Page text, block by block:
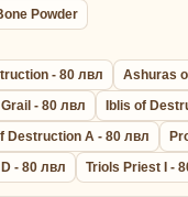
Powder
- 80 лвл
Ashuras
- 80 лвл
Iblis of
Destruction A - 80 лвл
- 80 лвл
Triols Priest I -